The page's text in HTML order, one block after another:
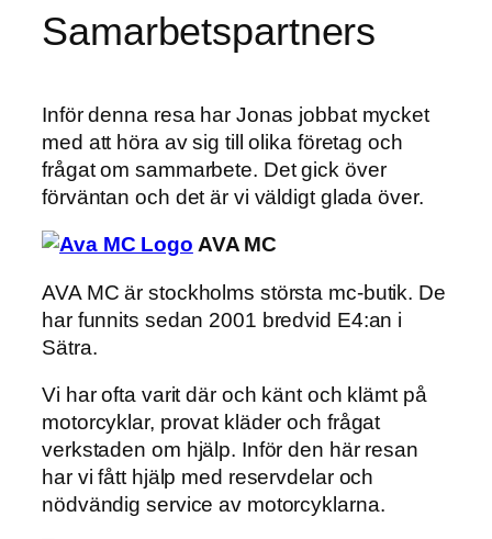
Samarbetspartners
Inför denna resa har Jonas jobbat mycket
med att höra av sig till olika företag och
frågat om sammarbete. Det gick över
förväntan och det är vi väldigt glada över.
AVA MC
AVA MC är stockholms största mc-butik. De
har funnits sedan 2001 bredvid E4:an i
Sätra.
Vi har ofta varit där och känt och klämt på
motorcyklar, provat kläder och frågat
verkstaden om hjälp. Inför den här resan
har vi fått hjälp med reservdelar och
nödvändig service av motorcyklarna.